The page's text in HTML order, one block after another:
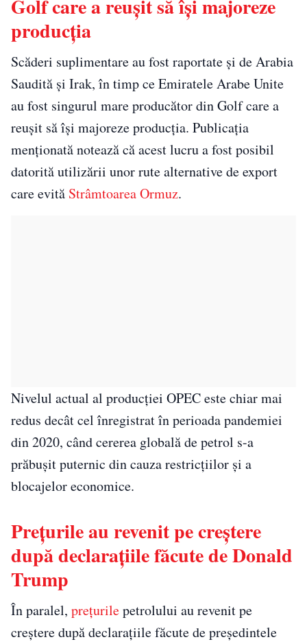
Golf care a reușit să își majoreze
producția
Scăderi suplimentare au fost raportate și de Arabia
Saudită și Irak, în timp ce Emiratele Arabe Unite
au fost singurul mare producător din Golf care a
reușit să își majoreze producția. Publicația
menționată notează că acest lucru a fost posibil
datorită utilizării unor rute alternative de export
care evită Strâmtoarea Ormuz.
Nivelul actual al producției OPEC este chiar mai
redus decât cel înregistrat în perioada pandemiei
din 2020, când cererea globală de petrol s-a
prăbușit puternic din cauza restricțiilor și a
blocajelor economice.
Prețurile au revenit pe creștere
după declarațiile făcute de Donald
Trump
În paralel, prețurilepetrolului au revenit pe
creștere după declarațiile făcute de președintele